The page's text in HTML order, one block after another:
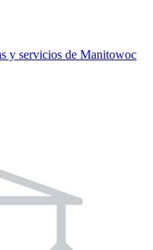
y servicios de Manitowoc